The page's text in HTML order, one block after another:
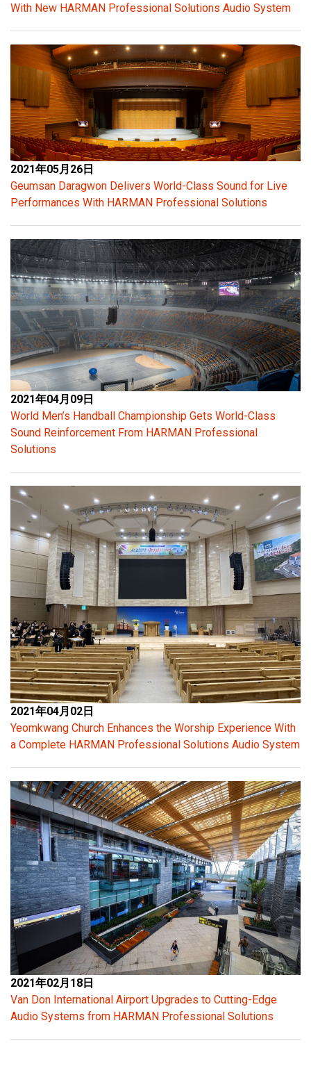
With New HARMAN Professional Solutions Audio System
2021年05月26日
Geumsan Daragwon Delivers World-Class Sound for Live
Performances With HARMAN Professional Solutions
2021年04月09日
World Men’s Handball Championship Gets World-Class
Sound Reinforcement From HARMAN Professional
Solutions
2021年04月02日
Yeomkwang Church Enhances the Worship Experience With
a Complete HARMAN Professional Solutions Audio System
2021年02月18日
Van Don International Airport Upgrades to Cutting-Edge
Audio Systems from HARMAN Professional Solutions